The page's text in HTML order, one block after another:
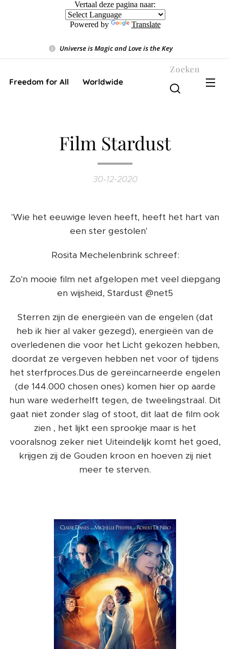
Vertaal deze pagina naar:
Powered by Translate
Universe is Magic and Love is the Key❤️
Freedom for All ❤️ Worldwide
Zoeken
Film Stardust
30-12-2020
'Wie het eeuwige leven heeft, heeft het hart van
een ster gestolen' 💛
Rosita Mechelenbrink schreef:
Zo'n mooie film net afgelopen met veel diepgang
en wijsheid, Stardust @net5
Sterren zijn de energieën van de engelen (dat
heb ik hier al vaker gezegd), energieën van de
overledenen die voor het Licht gekozen hebben,
doordat ze vergeven hebben net voor of tijdens
het sterfproces.Dus de gereïncarneerde engelen
(de 144.000 chosen ones) komen hier op aarde
hun ware wederhelft tegen, de tweelingstraal. Dit
gaat niet zonder slag of stoot, dit laat de film ook
zien , het lijkt een sprookje maar is het
vooralsnog zeker niet Uiteindelijk komt het goed,
krijgen zij de Gouden kroon en hoeven zij niet
meer te sterven.